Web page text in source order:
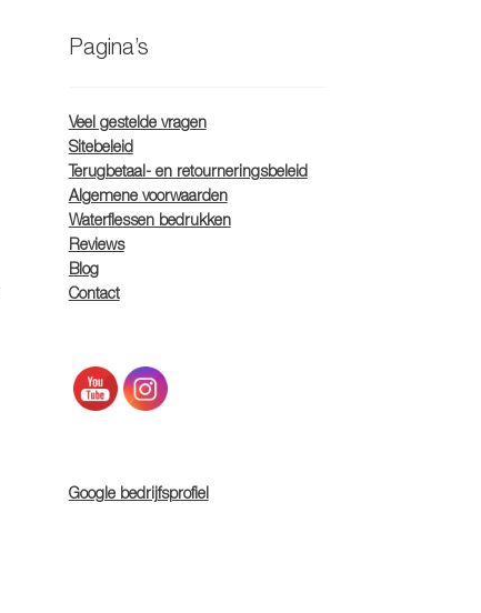
Pagina’s
Veel gestelde vragen
Sitebeleid
Terugbetaal- en retourneringsbeleid
Algemene voorwaarden
Waterflessen bedrukken
Reviews
Blog
Contact
Google bedrijfsprofiel